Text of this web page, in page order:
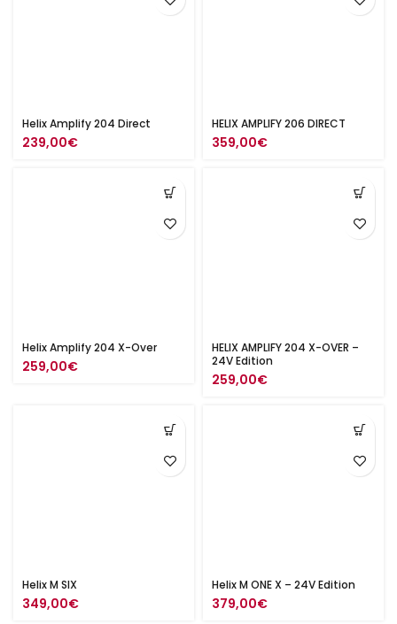
Helix Amplify 204 Direct
239,00€
HELIX AMPLIFY 206 DIRECT
359,00€
Helix Amplify 204 X-Over
259,00€
HELIX AMPLIFY 204 X-OVER –
24V Edition
259,00€
Helix M SIX
349,00€
Helix M ONE X – 24V Edition
379,00€